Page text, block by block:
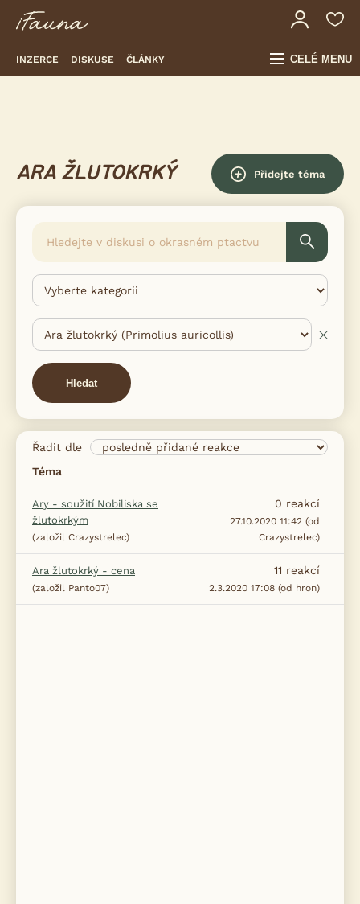
INZERCE DISKUSE ČLÁNKY CELÉ MENU
ARA ŽLUTOKRKÝ Přidejte téma
Hledat
Řadit dle
Téma
Ary - soužití Nobiliska se
žlutokrkým
(založil Crazystrelec)
0 reakcí
27.10.2020 11:42 (od
Crazystrelec)
Ara žlutokrký - cena
(založil Panto07)
11 reakcí
2.3.2020 17:08 (od hron)